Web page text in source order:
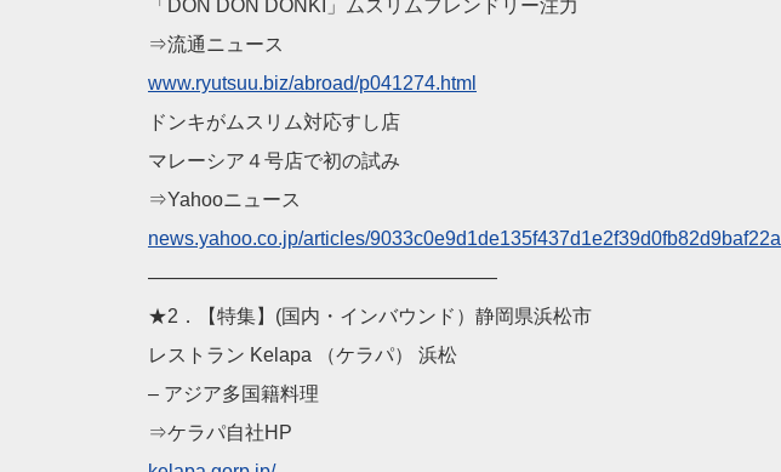
「DON DON DONKI」ムスリムフレンドリー注力
⇒流通ニュース
www.ryutsuu.biz/abroad/p041274.html
ドンキがムスリム対応すし店
マレーシア４号店で初の試み
⇒Yahooニュース
news.yahoo.co.jp/artic les/9033c0e9d1de135f437d1e2f39d0fb82d9baf22a
——————————————————
★2．【特集】(国内・インバウンド）静岡県浜松市
レストラン Kelapa （ケラパ） 浜松
– アジア多国籍料理
⇒ケラパ自社HP